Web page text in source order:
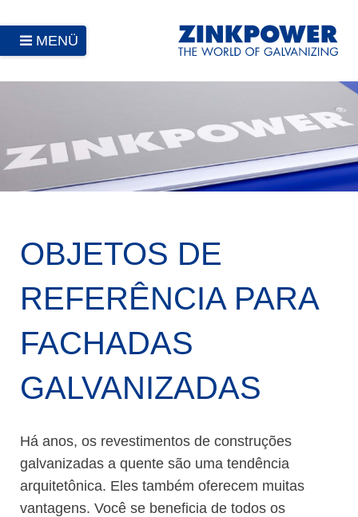
MENÜ
OBJETOS DE
REFERÊNCIA PARA
FACHADAS
GALVANIZADAS
Há anos, os revestimentos de construções
galvanizadas a quente são uma tendência
arquitetônica. Eles também oferecem muitas
vantagens. Você se beneficia de todos os